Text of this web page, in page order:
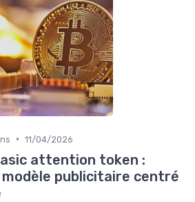
• 11/04/2026
attention token :
publicitaire centré